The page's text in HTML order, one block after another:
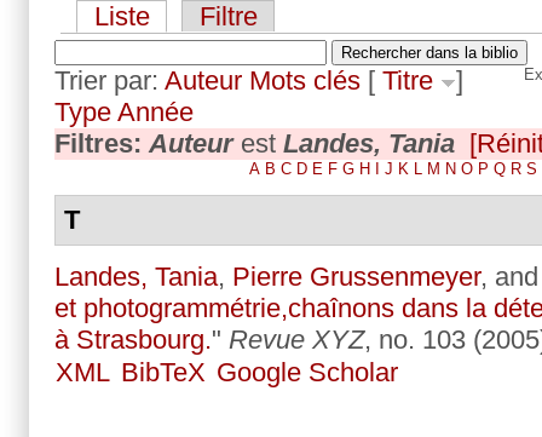
Liste Filtre
Trier par: Auteur Mots clés [ Titre
]
Type Année
Filtres:Auteurest Landes, Tania
A B C D E F G H J K L M N O P Q R S
T
Landes, Tania, Pierre Grussenmeyer,
et photogrammétrie,chaînons dans la
à Strasbourg." Revue XYZ, no. 103
XML BibTeX Google Scholar